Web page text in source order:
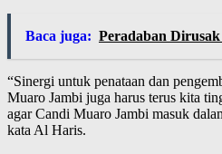
Baca juga: Peradaban
“Sinergi untuk penataan dan
Muaro Jambi juga harus terus kita
agar Candi Muaro Jambi masuk
kata Al Haris.